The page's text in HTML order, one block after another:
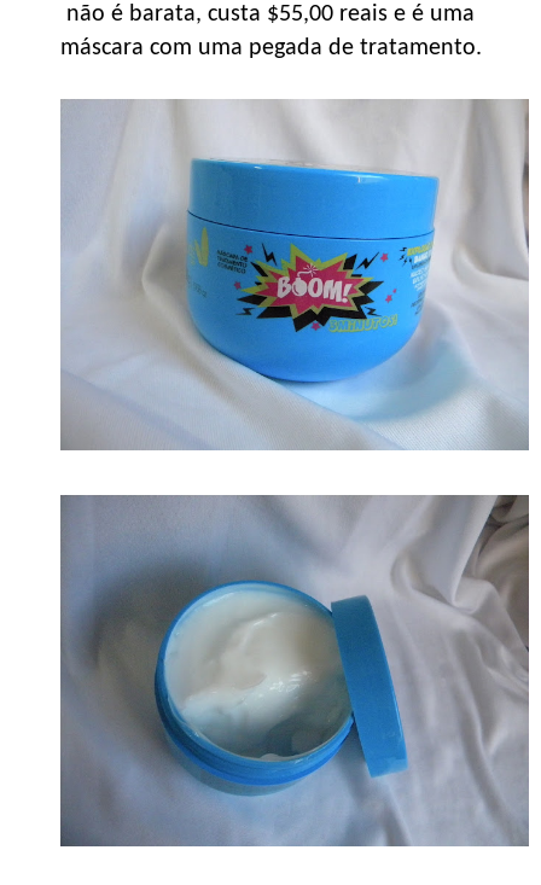
não é barata, custa $55,00 reais e é uma
máscara com uma pegada de tratamento.